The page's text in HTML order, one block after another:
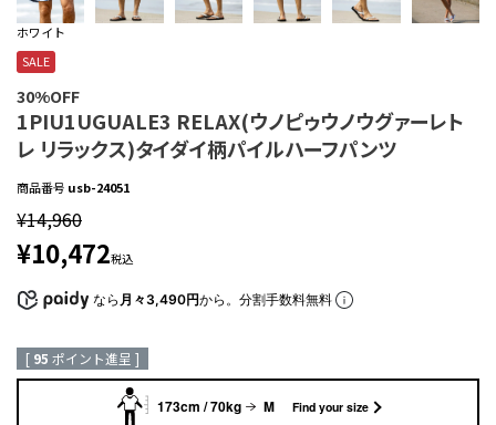
ホワイト
SALE
30%OFF
1PIU1UGUALE3 RELAX(ウノピゥウノウグァーレト
レ リラックス)タイダイ柄パイルハーフパンツ
商品番号 usb-24051
¥14,960
¥10,472税込
なら 月々3,490円から。分割手数料無料
[ 95 ポイント進呈 ]
173cm / 70kg M Find your size